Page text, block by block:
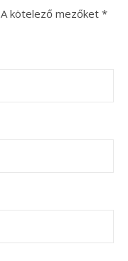
A kötelező mezőket *